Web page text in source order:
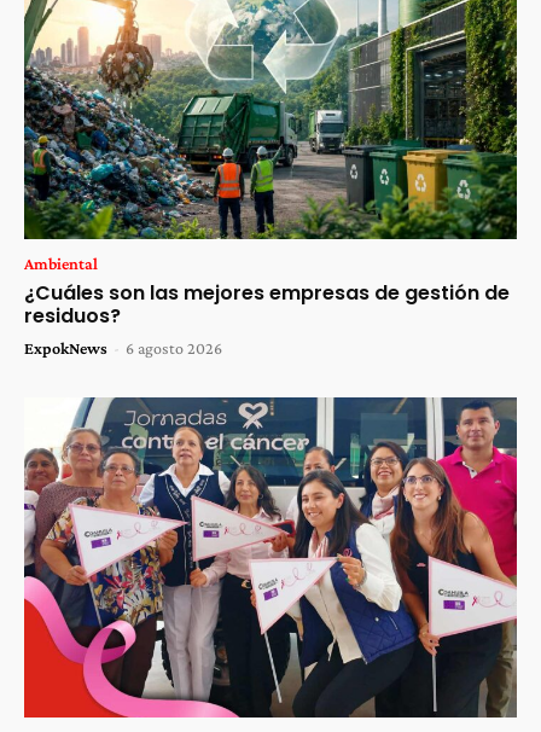
Ambiental
¿Cuáles son las mejores empresas de gestión de
residuos?
ExpokNews - 6 agosto 2026